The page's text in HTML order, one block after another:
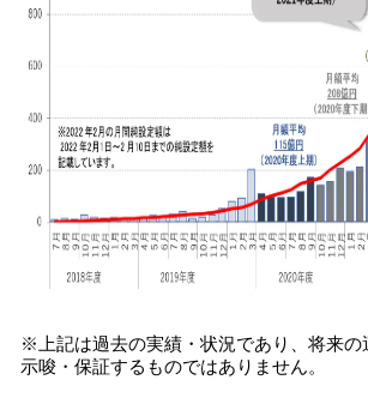
※上記は過去の実績・状況であり、将来の
示唆・保証するものではありません。